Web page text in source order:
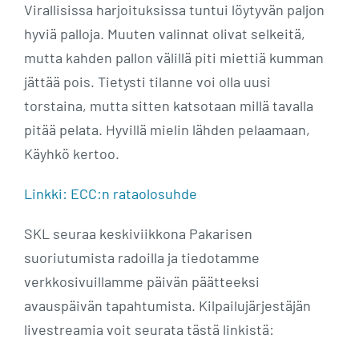
Virallisissa harjoituksissa tuntui löytyvän paljon
hyviä palloja. Muuten valinnat olivat selkeitä,
mutta kahden pallon välillä piti miettiä kumman
jättää pois. Tietysti tilanne voi olla uusi
torstaina, mutta sitten katsotaan millä tavalla
pitää pelata. Hyvillä mielin lähden pelaamaan,
Käyhkö kertoo.
Linkki: ECC:n rataolosuhde
SKL seuraa keskiviikkona Pakarisen
suoriutumista radoilla ja tiedotamme
verkkosivuillamme päivän päätteeksi
avauspäivän tapahtumista. Kilpailujärjestäjän
livestreamia voit seurata tästä linkistä: